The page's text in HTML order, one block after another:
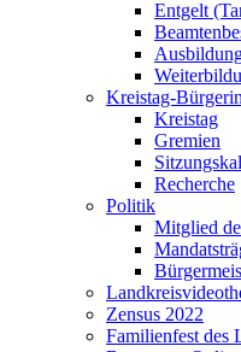
Entgelt
Kreistag-
Kreistag
Gremien
Recherche
Politik
Mitglied
Zensus 2022
Familienfest des